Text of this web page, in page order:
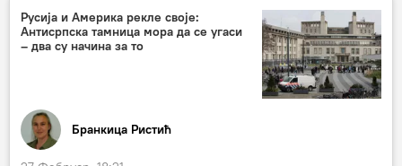
Русија и Америка рекле своје:
Антисрпска тамница мора да се угаси
– два су начина за то
Бранкица Ристић